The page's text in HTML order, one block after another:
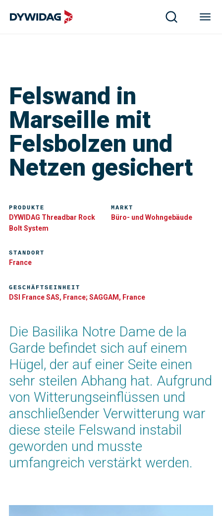
Felswand in
Marseille mit
Felsbolzen und
Netzen gesichert
Die Basilika Notre Dame de la
Garde befindet sich auf einem
Hügel, der auf einer Seite einen
sehr steilen Abhang hat. Aufgrund
von Witterungseinflüssen und
anschließender Verwitterung war
diese steile Felswand instabil
geworden und musste
umfangreich verstärkt werden.
PRODUKTE
DYWIDAG Threadbar Rock
Bolt System
MARKT
Büro- und Wohngebäude
GESCHÄFTSEINHEIT
DSI France SAS, France; SAGGAM, France
STANDORT
France